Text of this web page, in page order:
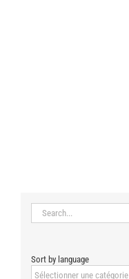
Search
for:
Sort by language
Sort